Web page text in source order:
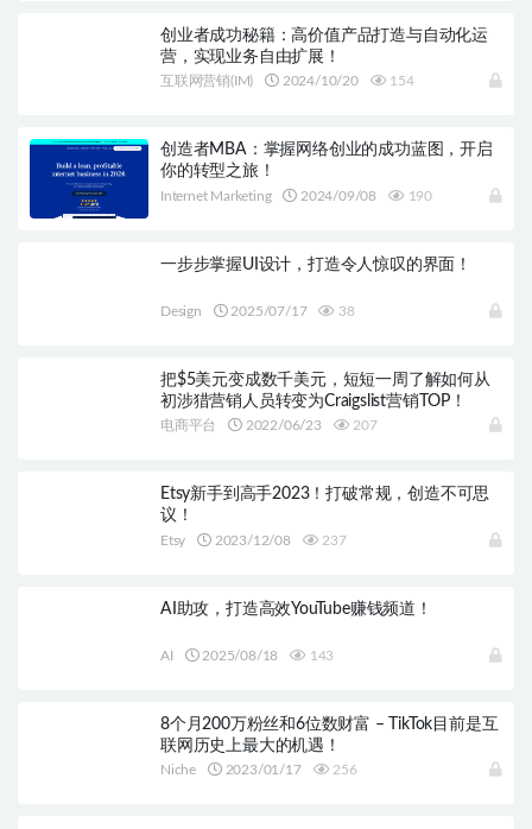
创业者成功秘籍：高价值产品打造与自动化运
营，实现业务自由扩展！
互联网营销(IM) 2024/10/20 154
创造者MBA：掌握网络创业的成功蓝图，开启
你的转型之旅！
Internet Marketing 2024/09/08 190
一步步掌握UI设计，打造令人惊叹的界面！
Design 2025/07/17 38
把$5美元变成数千美元，短短一周了解如何从
初涉猎营销人员转变为Craigslist营销TOP！
电商平台 2022/06/23 207
Etsy新手到高手2023！打破常规，创造不可思
议！
Etsy 2023/12/08 237
AI助攻，打造高效YouTube赚钱频道！
AI 2025/08/18 143
8个月200万粉丝和6位数财富 – TikTok目前是互
联网历史上最大的机遇！
Niche 2023/01/17 256